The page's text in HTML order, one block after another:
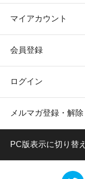
マイアカウント
会員登録
ログイン
メルマガ登録・解除
PC版表示に切り替